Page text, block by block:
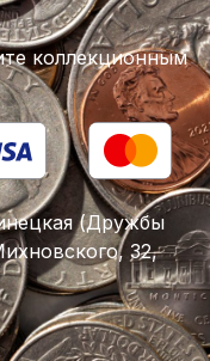
коллекционным
(Дружбы
32,